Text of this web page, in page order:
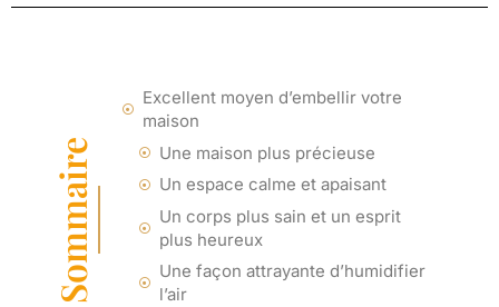
Sommaire
Excellent moyen d’embellir votre
maison
Une maison plus précieuse
Un espace calme et apaisant
Un corps plus sain et un esprit
plus heureux
Une façon attrayante d’humidifier
l’air